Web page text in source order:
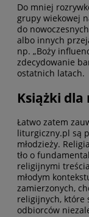
Do mniej
grupy wiekowej
do
albo innych
np. „Boży
zdecydowanie
ostatnich latach.
Książki dla
Łatwo zatem
liturgiczny.pl są
młodzieży.
tło o
religijnymi
młodym
zamierzonych,
religijnych, które
odbiorców